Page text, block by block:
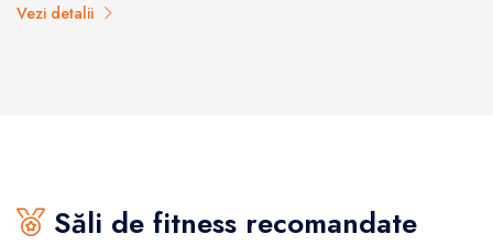
Vezi detalii
Săli de fitness recomandate